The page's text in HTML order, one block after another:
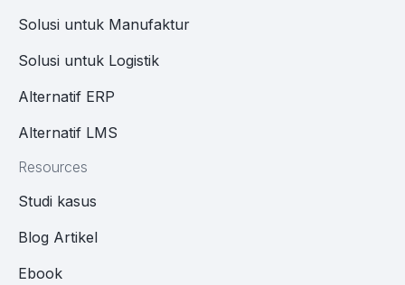
Solusi untuk Manufaktur
Solusi untuk Logistik
Alternatif ERP
Alternatif LMS
Resources
Studi kasus
Blog Artikel
Ebook